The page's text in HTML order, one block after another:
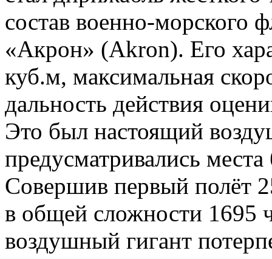
состав военно-морского
«Акрон» (Akron). Его
куб.м, максимальная
дальность действия
Это был настоящий
предусматривались
Совершив первый полёт
в общей сложности 1695
воздушный гигант